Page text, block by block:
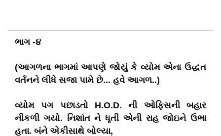
ભાગ -૪
(આગળના ભાગમાં આપણે જોયું કે વ્યોમ એના ઉદ્ધત
વર્તનને લીધે સજા પામે છે... હવે આગળ..)
વ્યોમ પગ પછાડતો H.O.D. ની ઓફિસની બહાર
નીકળી ગયો. નિશાંત ને ધૃતી એની રાહ જોઇને ઉભા
હતા. બંને એકીસાથે બોલ્યા,